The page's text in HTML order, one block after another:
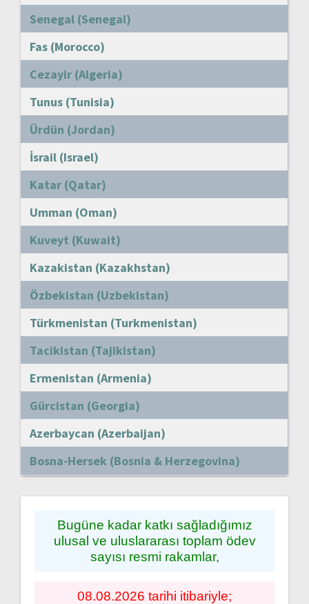
Senegal (Senegal)
Fas (Morocco)
Cezayir (Algeria)
Tunus (Tunisia)
Ürdün (Jordan)
İsrail (Israel)
Katar (Qatar)
Umman (Oman)
Kuveyt (Kuwait)
Kazakistan (Kazakhstan)
Özbekistan (Uzbekistan)
Türkmenistan (Turkmenistan)
Tacikistan (Tajikistan)
Ermenistan (Armenia)
Gürcistan (Georgia)
Azerbaycan (Azerbaijan)
Bosna-Hersek (Bosnia & Herzegovina)
Bugüne kadar katkı sağladığımız
ulusal ve uluslararası toplam ödev
sayısı resmi rakamlar,
08.08.2026 tarihi itibariyle;